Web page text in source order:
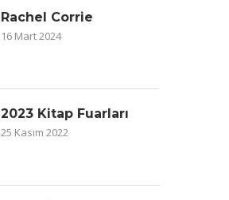
Rachel Corrie
16 Mart 2024
2023 Kitap Fuarları
25 Kasım 2022